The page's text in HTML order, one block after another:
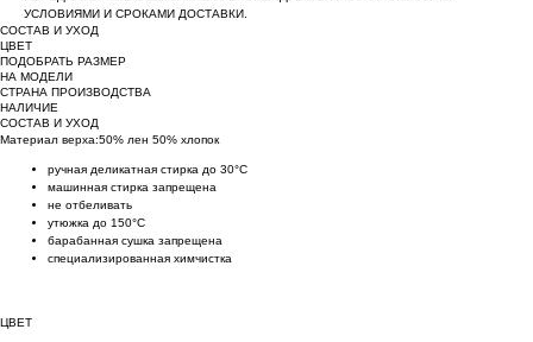
УСЛОВИЯМИ И СРОКАМИ ДОСТАВКИ.
СОСТАВ И УХОД
ЦВЕТ
ПОДОБРАТЬ РАЗМЕР
НА МОДЕЛИ
СТРАНА ПРОИЗВОДСТВА
НАЛИЧИЕ
СОСТАВ И УХОД
Материал верха:50% лен 50% хлопок
ручная деликатная стирка до 30°C
машинная стирка запрещена
не отбеливать
утюжка до 150°C
барабанная сушка запрещена
специализированная химчистка
ЦВЕТ